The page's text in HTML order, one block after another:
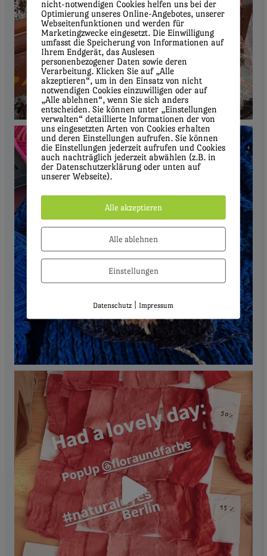
nicht-notwendigen Cookies helfen uns bei der
Optimierung unseres Online-Angebotes, unserer
Webseitenfunktionen und werden für
Marketingzwecke eingesetzt. Die Einwilligung
umfasst die Speicherung von Informationen auf
Ihrem Endgerät, das Auslesen
personenbezogener Daten sowie deren
Verarbeitung. Klicken Sie auf „Alle
akzeptieren“, um in den Einsatz von nicht
notwendigen Cookies einzuwilligen oder auf
„Alle ablehnen“, wenn Sie sich anders
entscheiden. Sie können unter „Einstellungen
verwalten“ detaillierte Informationen der von
uns eingesetzten Arten von Cookies erhalten
und deren Einstellungen aufrufen. Sie können
die Einstellungen jederzeit aufrufen und Cookies
auch nachträglich jederzeit abwählen (z.B. in
der Datenschutzerklärung oder unten auf
unserer Webseite).
Alle akzeptieren
Alle ablehnen
Einstellungen
Datenschutz | Impressum